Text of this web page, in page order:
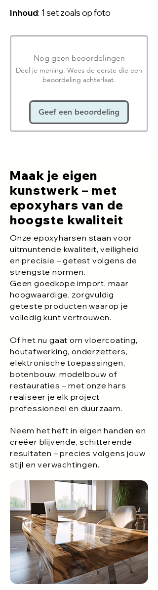
Inhoud: 1 set zoals op foto
Nog geen beoordelingen
Deel je mening. Wees de eerste die een
beoordeling achterlaat.
Geef een beoordeling
Maak je eigen
kunstwerk – met
epoxyhars van de
hoogste kwaliteit
Onze epoxyharsen staan voor
uitmuntende kwaliteit, veiligheid
en precisie – getest volgens de
strengste normen.
Geen goedkope import, maar
hoogwaardige, zorgvuldig
geteste producten waarop je
volledig kunt vertrouwen.
Of het nu gaat om vloercoating,
houtafwerking, onderzetters,
elektronische toepassingen,
botenbouw, modelbouw of
restauraties – met onze hars
realiseer je elk project
professioneel en duurzaam.
Neem het heft in eigen handen en
creëer blijvende, schitterende
resultaten – precies volgens jouw
stijl en verwachtingen.